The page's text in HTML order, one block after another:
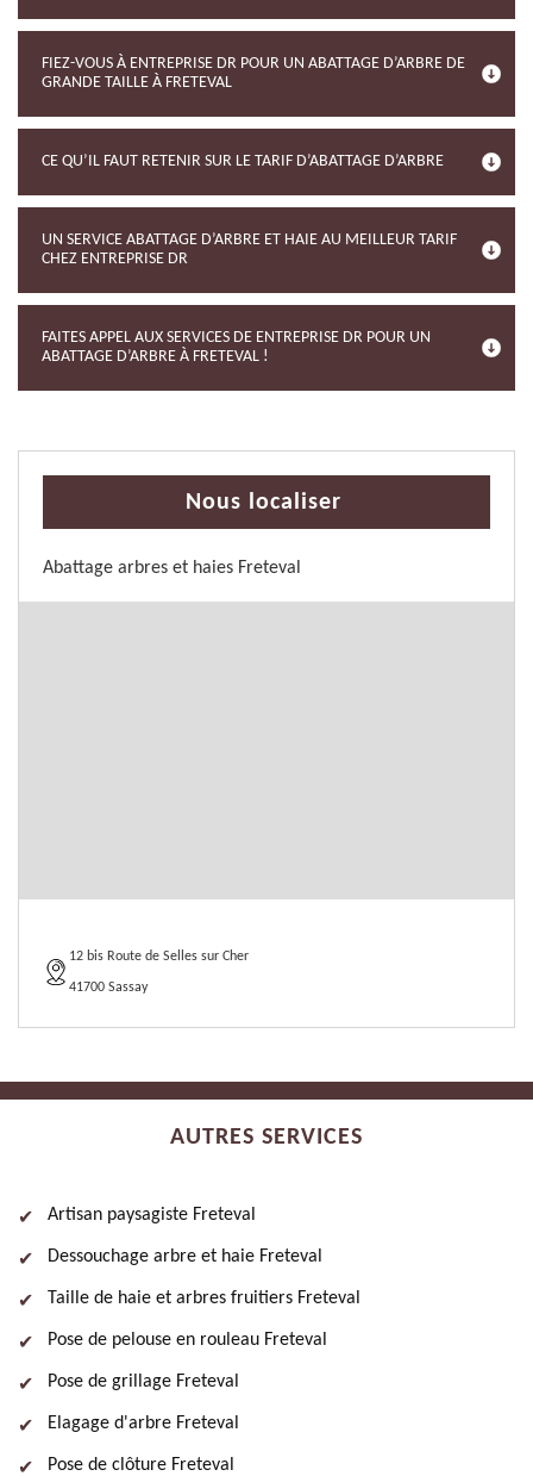
FIEZ-VOUS À ENTREPRISE DR POUR UN ABATTAGE D’ARBRE DE
GRANDE TAILLE À FRETEVAL
CE QU’IL FAUT RETENIR SUR LE TARIF D’ABATTAGE D’ARBRE
UN SERVICE ABATTAGE D’ARBRE ET HAIE AU MEILLEUR TARIF
CHEZ ENTREPRISE DR
FAITES APPEL AUX SERVICES DE ENTREPRISE DR POUR UN
ABATTAGE D’ARBRE À FRETEVAL !
Nous localiser
Abattage arbres et haies Freteval
12 bis Route de Selles sur Cher
41700 Sassay
AUTRES SERVICES
Artisan paysagiste Freteval
Dessouchage arbre et haie Freteval
Taille de haie et arbres fruitiers Freteval
Pose de pelouse en rouleau Freteval
Pose de grillage Freteval
Elagage d'arbre Freteval
Pose de clôture Freteval